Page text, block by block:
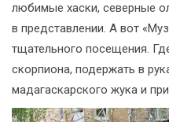
любимые хаски, северные
в представлении. А вот
тщательного посещения.
скорпиона, подержать в
мадагаскарского жука и